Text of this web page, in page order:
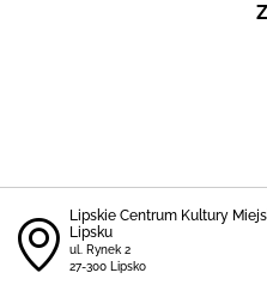
Lipskie Centrum Kultury
Lipsku
ul. Rynek 2
27-300 Lipsko